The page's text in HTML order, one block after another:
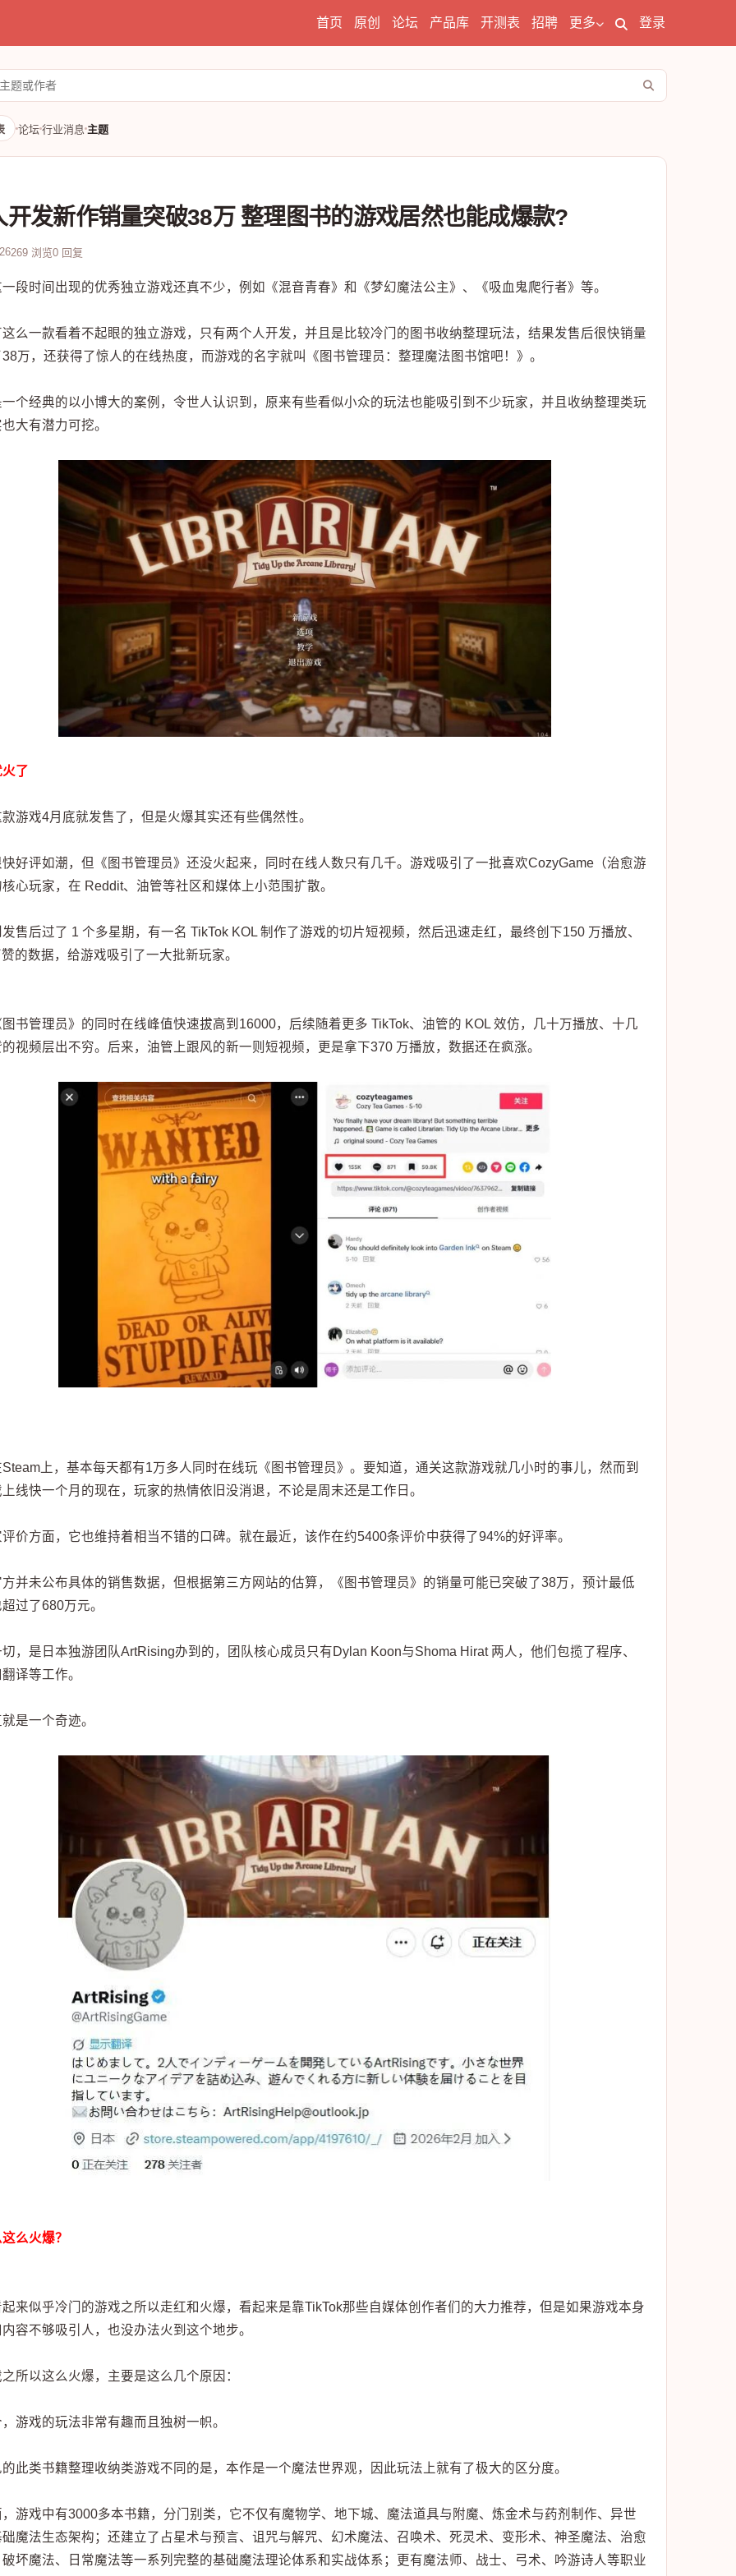
首页 原创 论坛 产品库 开测表 招聘 更多 登录
论坛 行业消息 主题
开发新作销量突破38万 整理图书的游戏居然也能成爆款?
269 浏览0 回复
段时间出现的优秀独立游戏还真不少，例如《混音青春》和《梦幻魔法公主》、《吸血鬼爬行者》等。
么一款看着不起眼的独立游戏，只有两个人开发，并且是比较冷门的图书收纳整理玩法，结果发售后很快销量
万，还获得了惊人的在线热度，而游戏的名字就叫《图书管理员：整理魔法图书馆吧！》。
个经典的以小博大的案例，令世人认识到，原来有些看似小众的玩法也能吸引到不少玩家，并且收纳整理类玩
大有潜力可挖。
了
游戏4月底就发售了，但是火爆其实还有些偶然性。
好评如潮，但《图书管理员》还没火起来，同时在线人数只有几千。游戏吸引了一批喜欢CozyGame（治愈游
心玩家，在 Reddit、油管等社区和媒体上小范围扩散。
售后过了 1 个多星期，有一名 TikTok KOL 制作了游戏的切片短视频，然后迅速走红，最终创下150 万播放、
的数据，给游戏吸引了一大批新玩家。
书管理员》的同时在线峰值快速拔高到16000，后续随着更多 TikTok、油管的 KOL 效仿，几十万播放、十几
视频层出不穷。后来，油管上跟风的新一则短视频，更是拿下370 万播放，数据还在疯涨。
上，基本每天都有1万多人同时在线玩《图书管理员》。要知道，通关这款游戏就几小时的事儿，然而到
线快一个月的现在，玩家的热情依旧没消退，不论是周末还是工作日。
价方面，它也维持着相当不错的口碑。就在最近，该作在约5400条评价中获得了94%的好评率。
并未公布具体的销售数据，但根据第三方网站的估算，《图书管理员》的销量可能已突破了38万，预计最低
过了680万元。
，是日本独游团队ArtRising办到的，团队核心成员只有Dylan Koon与Shoma Hirat 两人，他们包揽了程序、
译等工作。
是一个奇迹。
么火爆？
来似乎冷门的游戏之所以走红和火爆，看起来是靠TikTok那些自媒体创作者们的大力推荐，但是如果游戏本身
容不够吸引人，也没办法火到这个地步。
所以这么火爆，主要是这么几个原因：
游戏的玩法非常有趣而且独树一帜。
此类书籍整理收纳类游戏不同的是，本作是一个魔法世界观，因此玩法上就有了极大的区分度。
游戏中有3000多本书籍，分门别类，它不仅有魔物学、地下城、魔法道具与附魔、炼金术与药剂制作、异世
魔法生态架构；还建立了占星术与预言、诅咒与解咒、幻术魔法、召唤术、死灵术、变形术、神圣魔法、治愈
坏魔法、日常魔法等一系列完整的基础魔法理论体系和实战体系；更有魔法师、战士、弓术、吟游诗人等职业